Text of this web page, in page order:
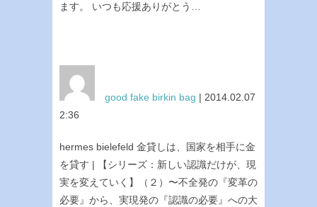
ます。 いつも応援ありがとう…
good fake birkin bag | 2014.02.07
2:36
hermes bielefeld 金貸しは、国家を相手に金
を貸す | 【シリーズ：新しい認識だけが、現
実を変えていく】（２）〜不全発の『変革の
必要』から、実現発の『認識の必要』への大